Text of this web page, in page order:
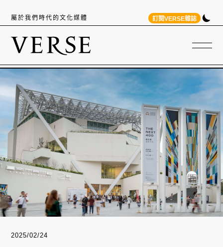
屬於我們時代的文化媒體 訂閱VERSE雜誌
2025/02/24